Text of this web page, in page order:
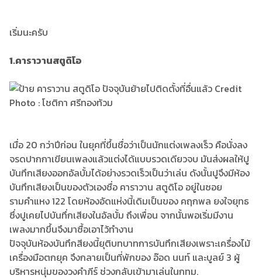
เริ่มนะครับ
1.คาราวานสตูดิโอ
เมื่อ 20 กว่าปีก่อน ในยุคที่ขึ้นชื่อว่าเป็นนักแต่งเพลงเร็ว คือนั่งลง
จรดปากกาเขียนเพลงแล้วแต่งได้แบบรวดเดียวจบ มันส่งผลให้ปู
บันทึกเสียงออกอัลบั้มได้อย่างรวดเร็วเป็นว่าเล่น ดังนั้นปูจึงมีห้อง
บันทึกเสียงเป็นของตัวเองชื่อ คาราวาน สตูดิโอ อยู่ในซอย
รามคำแหง 122 โดยห้องอัดแห่งนี้เดิมเป็นของ คฤกพล ยงใจยุทธ
ซึ่งปูเคยไปบันทึ่กเสียงในอัลบั้ม ถึงเพื่อน จากนั้นพอเริ่มมีงาน
เพลงมากขึ้นจึงมาซื้อเอาไว้ทำงาน
ปัจจุบันห้องบันทึกสียงนี้ยุติบทบาทการบันทึกเสียงเพราะเครื่องไม้
เครื่องมือตกยุค จึงกลายเป็นที่พักของ อ๊อด นนท์ และบูลย์ 3 ผู้
บริหารหนุ่มของวงคำภีร์ ช่วงกลับเข้ามาเล่นในกทม.